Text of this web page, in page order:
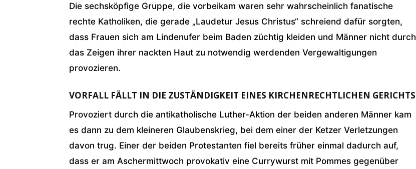
Die sechsköpfige Gruppe, die vorbeikam waren sehr wahrscheinlich fanatische
rechte Katholiken, die gerade „Laudetur Jesus Christus“ schreiend dafür sorgten,
dass Frauen sich am Lindenufer beim Baden züchtig kleiden und Männer nicht durch
das Zeigen ihrer nackten Haut zu notwendig werdenden Vergewaltigungen
provozieren.
VORFALL FÄLLT IN DIE ZUSTÄNDIGKEIT EINES KIRCHENRECHTLICHEN GERICHTS
Provoziert durch die antikatholische Luther-Aktion der beiden anderen Männer kam
es dann zu dem kleineren Glaubenskrieg, bei dem einer der Ketzer Verletzungen
davon trug. Einer der beiden Protestanten fiel bereits früher einmal dadurch auf,
dass er am Aschermittwoch provokativ eine Currywurst mit Pommes gegenüber